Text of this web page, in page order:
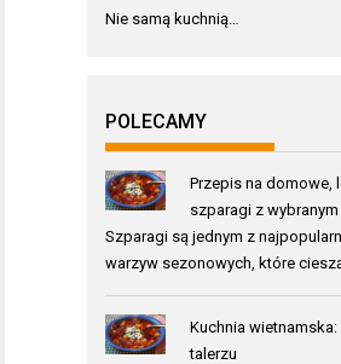
Nie samą kuchnią…
POLECAMY
Przepis na domowe,
szparagi z
Szparagi są jednym z
warzyw sezonowych, które cieszą
Kuchnia
talerzu